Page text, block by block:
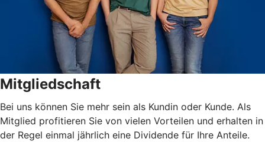
Mitgliedschaft
Bei uns können Sie mehr sein als Kundin oder Kunde. Als
Mitglied profitieren Sie von vielen Vorteilen und erhalten in
der Regel einmal jährlich eine Dividende für Ihre Anteile.